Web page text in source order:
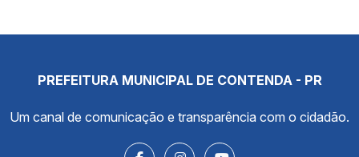
PREFEITURA MUNICIPAL DE CONTENDA - PR
Um canal de comunicação e transparência com o cidadão.